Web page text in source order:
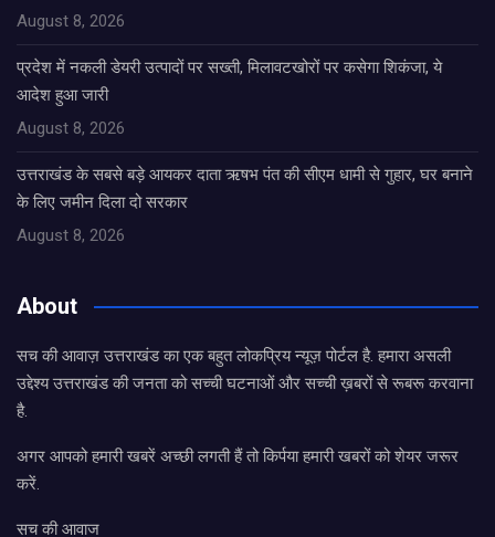
August 8, 2026
प्रदेश में नकली डेयरी उत्पादों पर सख्ती, मिलावटखोरों पर कसेगा शिकंजा, ये
आदेश हुआ जारी
August 8, 2026
उत्तराखंड के सबसे बड़े आयकर दाता ऋषभ पंत की सीएम धामी से गुहार, घर बनाने
के लिए जमीन दिला दो सरकार
August 8, 2026
About
सच की आवाज़ उत्तराखंड का एक बहुत लोकप्रिय न्यूज़ पोर्टल है. हमारा असली
उद्देश्य उत्तराखंड की जनता को सच्ची घटनाओं और सच्ची ख़बरों से रूबरू करवाना
है.
अगर आपको हमारी खबरें अच्छी लगती हैं तो किर्पया हमारी खबरों को शेयर जरूर
करें.
सच की आवाज